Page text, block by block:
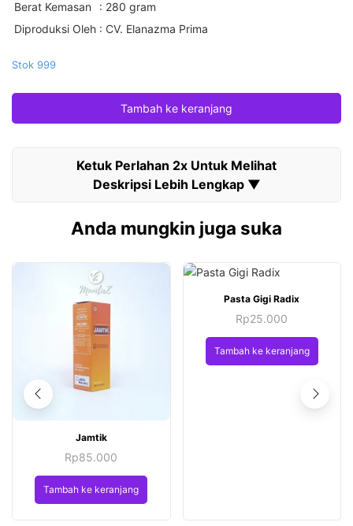
Berat Kemasan
: 280 gram
Diproduksi Oleh : CV. Elanazma Prima
Stok 999
Tambah ke keranjang
Anda mungkin juga suka
Jamtik
Rp85.000
Tambah ke keranjang
Pasta Gigi Radix
Rp25.000
Tambah ke keranjang